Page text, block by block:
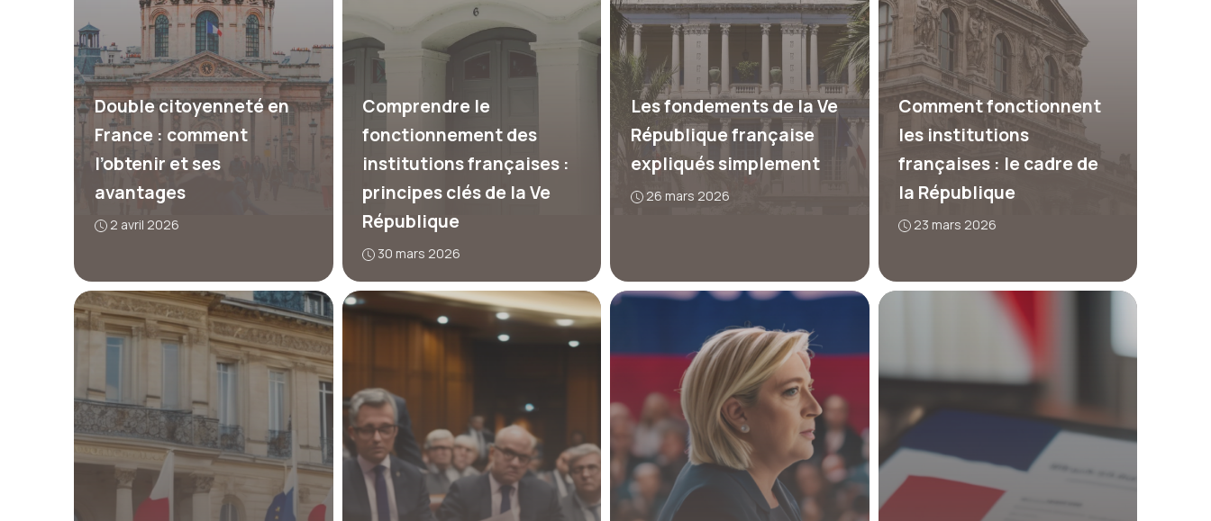
Double citoyenneté en
France : comment
l’obtenir et ses
avantages
2 avril 2026
Comprendre le
fonctionnement des
institutions françaises :
principes clés de la Ve
République
30 mars 2026
Les fondements de la Ve
République française
expliqués simplement
26 mars 2026
Comment fonctionnent
les institutions
françaises : le cadre de
la République
23 mars 2026